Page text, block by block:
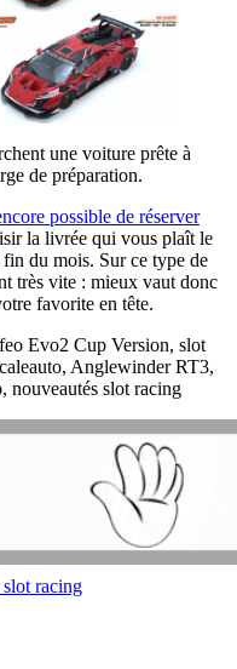
une voiture prête à
de préparation.
possible de réserver
la livrée qui vous plaît le
du mois. Sur ce type de
très vite : mieux vaut donc
favorite en tête.
Evo2 Cup Version, slot
Anglewinder RT3,
nouveautés slot racing
racing